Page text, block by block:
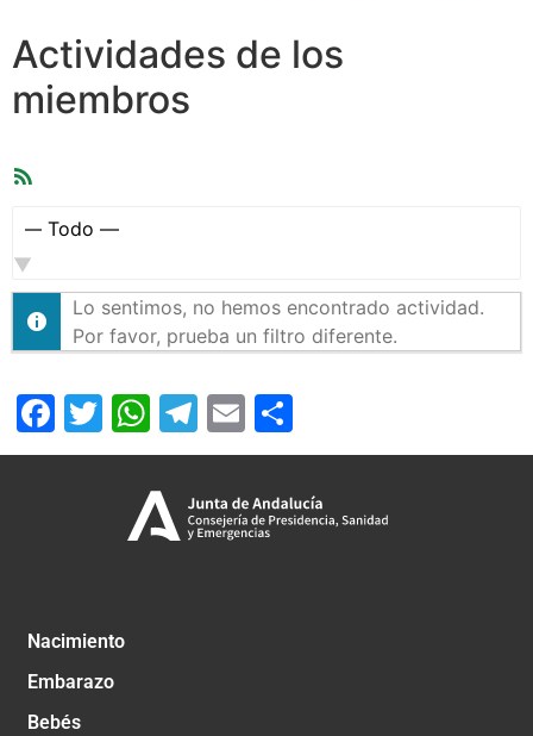
Actividades de los
miembros
Mostrar:
Lo sentimos, no hemos encontrado actividad.
Por favor, prueba un filtro diferente.
Facebook
Twitter
WhatsApp
Telegram
Email
Nacimiento
Embarazo
Bebés